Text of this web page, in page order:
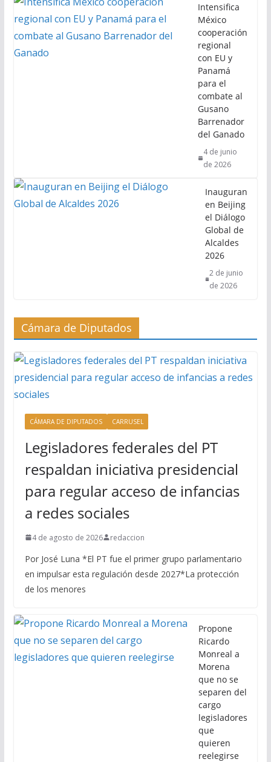
Intensifica
México
cooperación
regional
con EU y
Panamá
para el
combate al
Gusano
Barrenador
del Ganado
4 de junio
de 2026
Inauguran
en Beijing
el Diálogo
Global de
Alcaldes
2026
2 de junio
de 2026
Cámara de Diputados
CÁMARA DE DIPUTADOS CARRUSEL
Legisladores federales del PT
respaldan iniciativa presidencial
para regular acceso de infancias
a redes sociales
4 de agosto de 2026 redaccion
Por José Luna *El PT fue el primer grupo parlamentario
en impulsar esta regulación desde 2027*La protección
de los menores
Propone
Ricardo
Monreal a
Morena
que no se
separen del
cargo
legisladores
que
quieren
reelegirse